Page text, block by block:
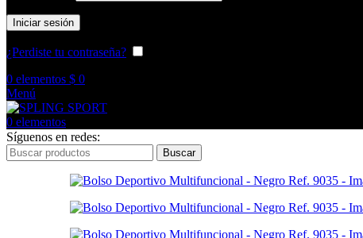
Iniciar sesión
¿Perdiste tu contraseña?
0 elementos $ 0
Menú
0 elementos
Síguenos en redes:
Buscar